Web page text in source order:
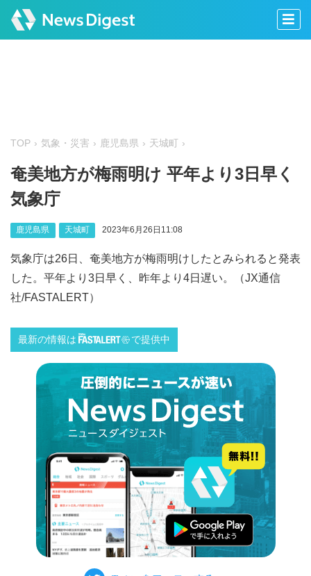
TOP 気象・災害 鹿児島県 天城町
奄美地方が梅雨明け 平年より3日早く
気象庁
鹿児島県 天城町 2023年6月26日11:08
気象庁は26日、奄美地方が梅雨明けしたとみられると発表
した。平年より3日早く、昨年より4日遅い。（JX通信
社/FASTALERT）
最新の情報は で提供中